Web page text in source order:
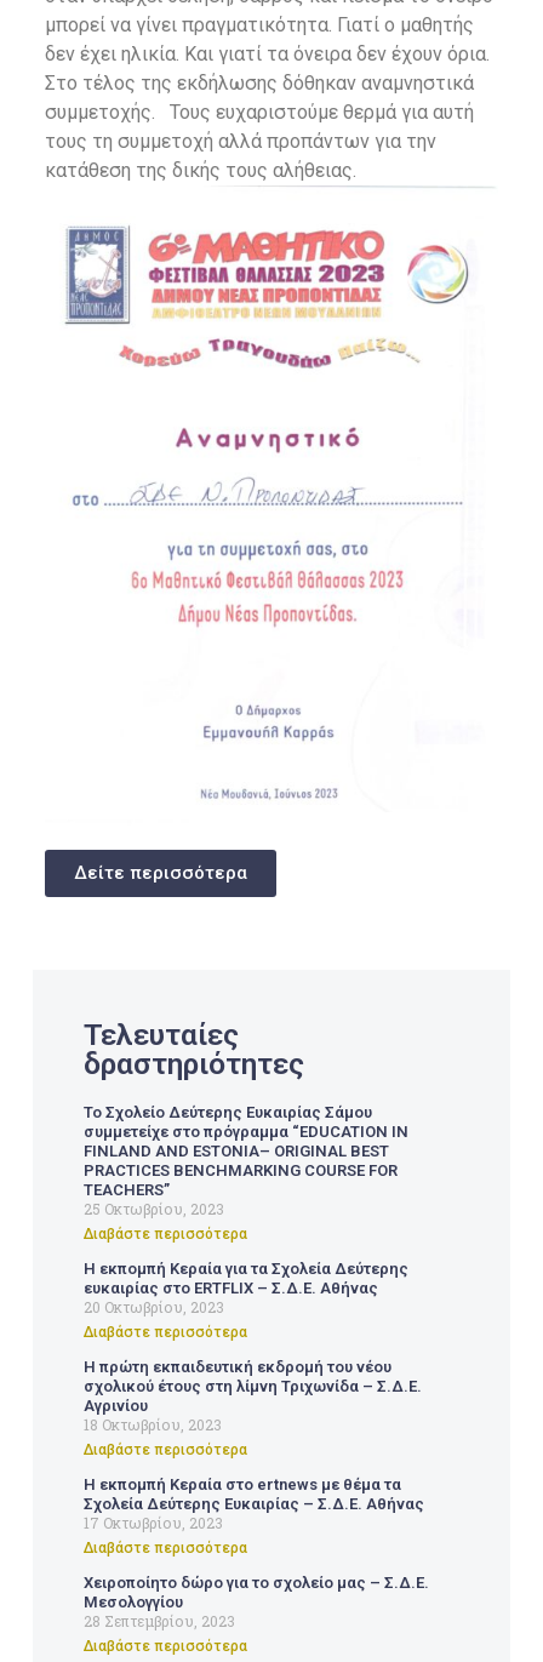
μπορεί να γίνει πραγματικότητα. Γιατί ο μαθητής
δεν έχει ηλικία. Και γιατί τα όνειρα δεν έχουν όρια.
Στο τέλος της εκδήλωσης δόθηκαν αναμνηστικά
συμμετοχής. Τους ευχαριστούμε θερμά για αυτή
τους τη συμμετοχή αλλά προπάντων για την
κατάθεση της δικής τους αλήθειας.
Δείτε περισσότερα
Τελευταίες
δραστηριότητες
Το Σχολείο Δεύτερης Ευκαιρίας Σάμου
συμμετείχε στο πρόγραμμα “EDUCATION IN
FINLAND AND ESTONIA– ORIGINAL BEST
PRACTICES BENCHMARKING COURSE FOR
TEACHERS”
25 Οκτωβρίου, 2023
Διαβάστε περισσότερα
Η εκπομπή Κεραία για τα Σχολεία Δεύτερης
ευκαιρίας στο ERTFLIX – Σ.Δ.Ε. Αθήνας
20 Οκτωβρίου, 2023
Διαβάστε περισσότερα
Η πρώτη εκπαιδευτική εκδρομή του νέου
σχολικού έτους στη λίμνη Τριχωνίδα – Σ.Δ.Ε.
Αγρινίου
18 Οκτωβρίου, 2023
Διαβάστε περισσότερα
Η εκπομπή Κεραία στο ertnews με θέμα τα
Σχολεία Δεύτερης Ευκαιρίας – Σ.Δ.Ε. Αθήνας
17 Οκτωβρίου, 2023
Διαβάστε περισσότερα
Χειροποίητο δώρο για το σχολείο μας – Σ.Δ.Ε.
Μεσολογγίου
28 Σεπτεμβρίου, 2023
Διαβάστε περισσότερα